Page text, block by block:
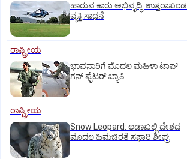
ಹಾರುವ ಕಾರು ಅಭಿವೃದ್ಧಿ: ಉತ್ತರಾಖಂಡ
ವ್ಯಕ್ತಿ ಸಾಧನೆ
ರಾಷ್ಟ್ರೀಯ
ಭಾವನಾರಿಗೆ ಮೊದಲ ಮಹಿಳಾ ಟಾಪ್‌
ಗನ್‌ ಫೈಟರ್‌ ಖ್ಯಾತಿ
ರಾಷ್ಟ್ರೀಯ
Snow Leopard: ಲಡಾಖಲ್ಲಿ ದೇಶದ
ಮೊದಲ ಹಿಮಚಿರತೆ ಸಫಾರಿ ಶೀಘ್ರ